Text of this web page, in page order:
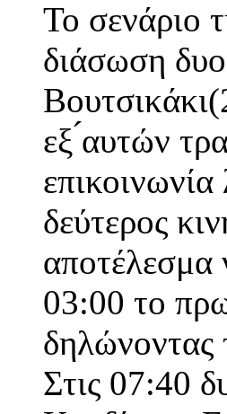
Το σενάριο
διάσωση
εξ ́αυτών
δεύτερος
αποτέλεσμα
03:00 το
δηλώνοντας
Στις 07:40